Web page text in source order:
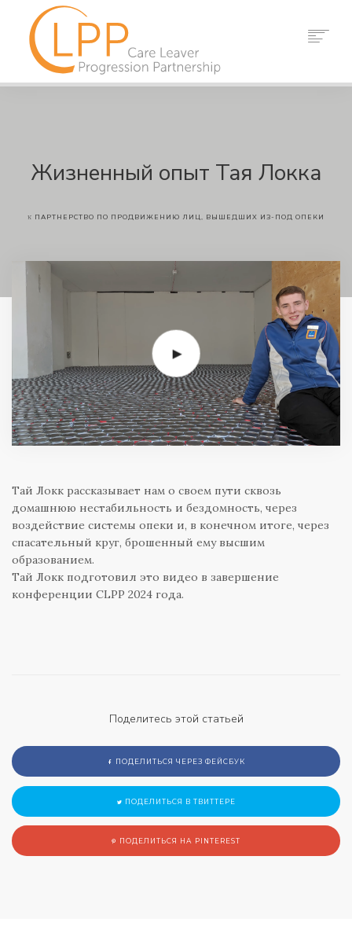
РЕСУРСЫ
Жизненный опыт Тая Локка
к ПАРТНЕРСТВО ПО ПРОДВИЖЕНИЮ ЛИЦ, ВЫШЕДШИХ ИЗ-ПОД ОПЕКИ
Тай Локк рассказывает нам о своем пути сквозь
домашнюю нестабильность и бездомность, через
воздействие системы опеки и, в конечном итоге, через
спасательный круг, брошенный ему высшим
образованием.
Тай Локк подготовил это видео в завершение
конференции CLPP 2024 года.
Поделитесь этой статьей
ПОДЕЛИТЬСЯ ЧЕРЕЗ ФЕЙСБУК
ПОДЕЛИТЬСЯ В ТВИТТЕРЕ
ПОДЕЛИТЬСЯ НА PINTEREST